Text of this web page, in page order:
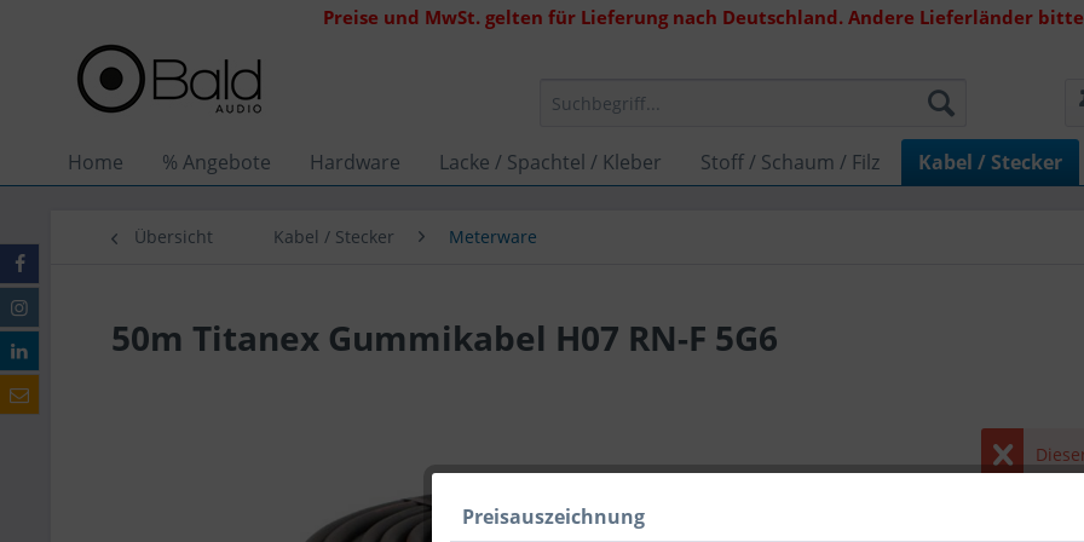
Preise und MwSt. gelten für Lieferung nach Deutschland. Andere Lieferländer
Home % Angebote Hardware Lacke / Spachtel / Kleber Stoff / Schaum / Filz Kabel / Stecker
Übersicht Kabel / Stecker Meterware
50m Titanex Gummikabel H07 RN-F 5G6
Preisauszeichnung